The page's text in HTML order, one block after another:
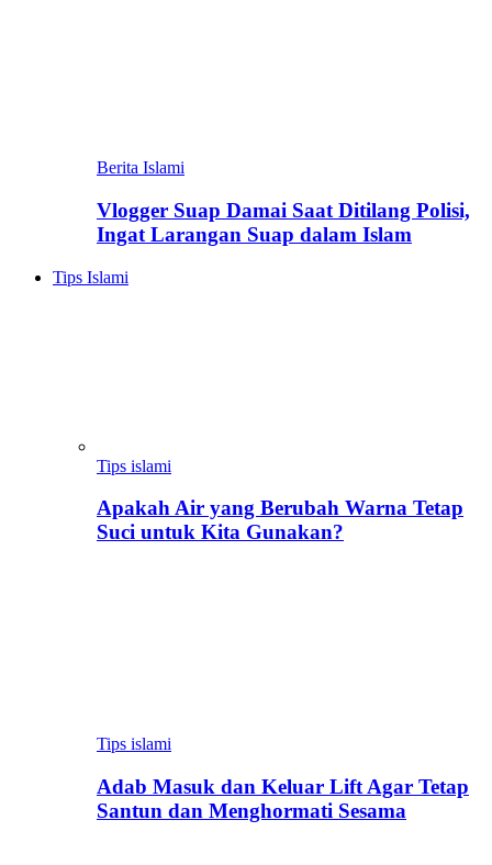
Berita Islami
Vlogger Suap Damai Saat Ditilang Polisi,
Ingat Larangan Suap dalam Islam
Tips Islami
Tips islami
Apakah Air yang Berubah Warna Tetap
Suci untuk Kita Gunakan?
Tips islami
Adab Masuk dan Keluar Lift Agar Tetap
Santun dan Menghormati Sesama